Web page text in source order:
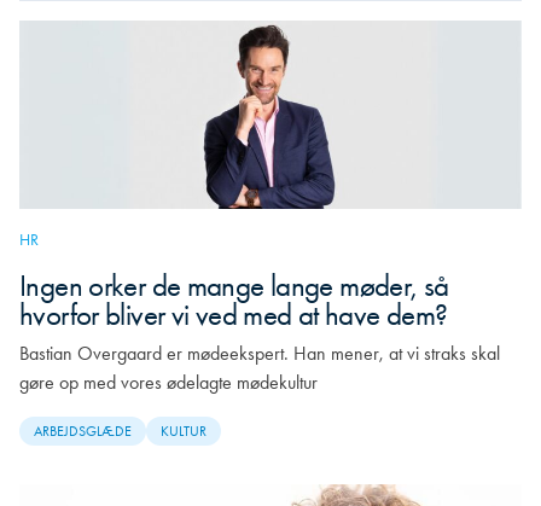
HR
Ingen orker de mange lange møder, så
hvorfor bliver vi ved med at have dem?
Bastian Overgaard er mødeekspert. Han mener, at vi straks skal
gøre op med vores ødelagte mødekultur
ARBEJDSGLÆDE KULTUR